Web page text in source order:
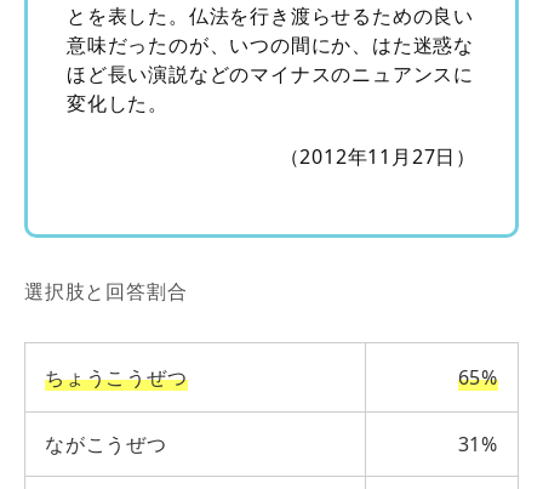
とを表した。仏法を行き渡らせるための良い
意味だったのが、いつの間にか、はた迷惑な
ほど長い演説などのマイナスのニュアンスに
変化した。
（2012年11月27日）
選択肢と回答割合
ちょうこうぜつ 65%
ながこうぜつ 31%